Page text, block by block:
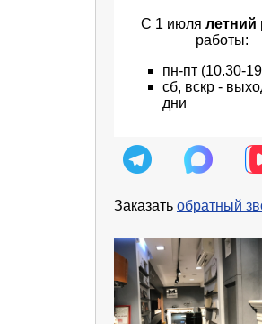
С 1 июля летний
работы:
пн-пт (10.30-
сб, вскр -
дни
Заказать обратный